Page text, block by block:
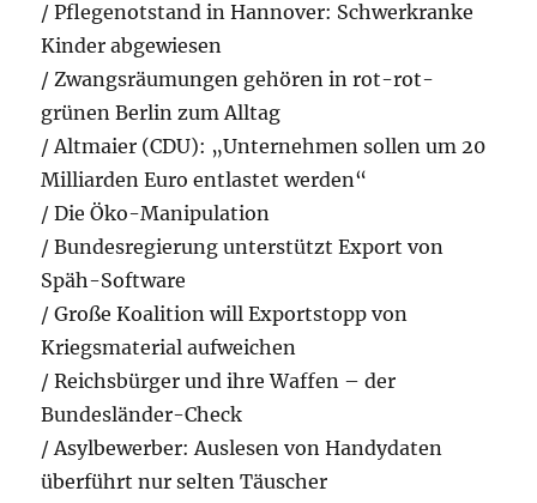
/ Pflegenotstand in Hannover: Schwerkranke
Kinder abgewiesen
/ Zwangsräumungen gehören in rot-rot-
grünen Berlin zum Alltag
/ Altmaier (CDU): „Unternehmen sollen um 20
Milliarden Euro entlastet werden“
/ Die Öko-Manipulation
/ Bundesregierung unterstützt Export von
Späh-Software
/ Große Koalition will Exportstopp von
Kriegsmaterial aufweichen
/ Reichsbürger und ihre Waffen – der
Bundesländer-Check
/ Asylbewerber: Auslesen von Handydaten
überführt nur selten Täuscher